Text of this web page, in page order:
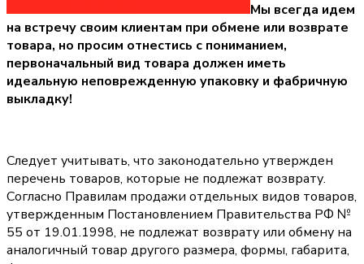
Мы всегда идем
на встречу своим клиентам при обмене или возврате
товара, но просим отнестись с пониманием,
первоначальный вид товара должен иметь
идеальную неповрежденную упаковку и фабричную
выкладку!
Следует учитывать, что законодательно утвержден
перечень товаров, которые не подлежат возврату.
Согласно Правилам продажи отдельных видов товаров,
утвержденным Постановлением Правительства РФ №
55 от 19.01.1998, не подлежат возврату или обмену на
аналогичный товар другого размера, формы, габарита,